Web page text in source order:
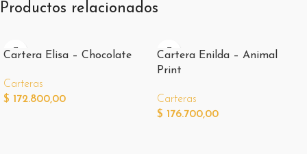
Productos relacionados
Cartera Elisa – Chocolate
Carteras
$ 172.800,00
Cartera Enilda – Animal
Print
Carteras
$ 176.700,00